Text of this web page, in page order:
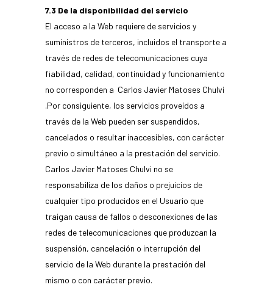
7.3 De la disponibilidad del servicio
El acceso a la Web requiere de servicios y
suministros de terceros, incluidos el transporte a
través de redes de telecomunicaciones cuya
fiabilidad, calidad, continuidad y funcionamiento
no corresponden a Carlos Javier Matoses Chulvi
.Por consiguiente, los servicios proveídos a
través de la Web pueden ser suspendidos,
cancelados o resultar inaccesibles, con carácter
previo o simultáneo a la prestación del servicio.
Carlos Javier Matoses Chulvi no se
responsabiliza de los daños o prejuicios de
cualquier tipo producidos en el Usuario que
traigan causa de fallos o desconexiones de las
redes de telecomunicaciones que produzcan la
suspensión, cancelación o interrupción del
servicio de la Web durante la prestación del
mismo o con carácter previo.